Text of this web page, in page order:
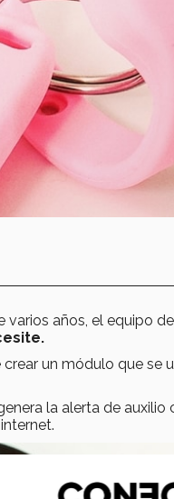
varios años, el equipo de
crear un módulo que se
la alerta de auxilio